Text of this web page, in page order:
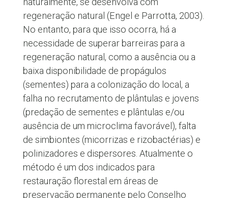
regeneração natural (Engel e Parrotta, 2003).
No entanto, para que isso ocorra, há a
necessidade de superar barreiras para a
regeneração natural, como a ausência ou a
baixa disponibilidade de propágulos
(sementes) para a colonização do local, a
falha no recrutamento de plântulas e jovens
(predação de sementes e plântulas e/ou
ausência de um microclima favorável), falta
de simbiontes (micorrizas e rizobactérias) e
polinizadores e dispersores. Atualmente o
método é um dos indicados para
restauração florestal em áreas de
preservação permanente pelo Conselho